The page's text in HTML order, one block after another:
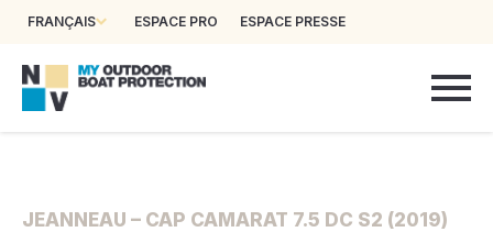
FRANÇAIS ESPACE PRO ESPACE PRESSE
JEANNEAU – CAP CAMARAT 7.5 DC S2 (2019)